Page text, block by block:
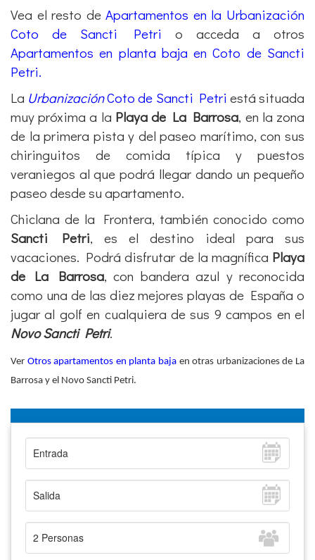
Vea el resto deApartamentos en la Urbanización
Coto de Sancti Petri
o acceda a otros
Apartamentos en planta baja en Coto de Sancti
Petri.
La UrbanizaciónCoto de Sancti Petri está situada
muy próxima a la Playa de La Barrosa, en la zona
de la primera pista y del paseo marítimo, con sus
chiringuitos de comida típica y puestos
veraniegos al que podrá llegar dando un pequeño
paseo desde su apartamento.
Chiclana de la Frontera, también conocido como
Sancti Petri, es el destino ideal para sus
vacaciones. Podrá disfrutar de la magnífica Playa
de La Barrosa, con bandera azul y reconocida
como una de las diez mejores playas de España o
jugar al golf en cualquiera de sus 9 campos en el
Novo Sancti Petri.
Ver Otros apartamentos en planta baja en otras urbanizaciones de La
Barrosa y el Novo Sancti Petri.